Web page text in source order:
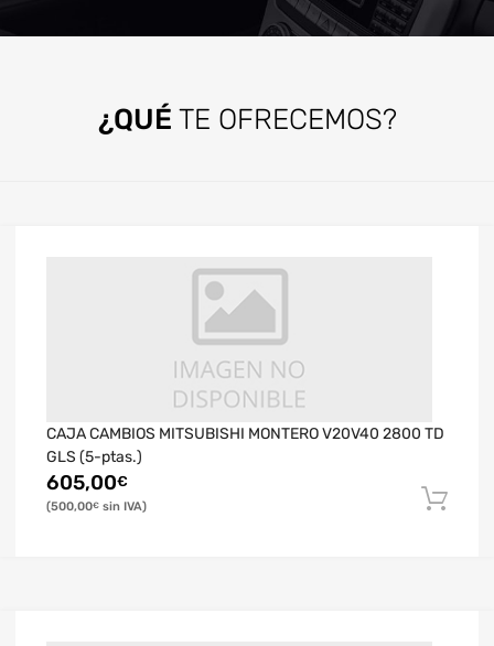
¿QUÉ TE OFRECEMOS?
CAJA CAMBIOS MITSUBISHI MONTERO V20V40 2800 TD
GLS (5-ptas.)
605,00€
500,00€